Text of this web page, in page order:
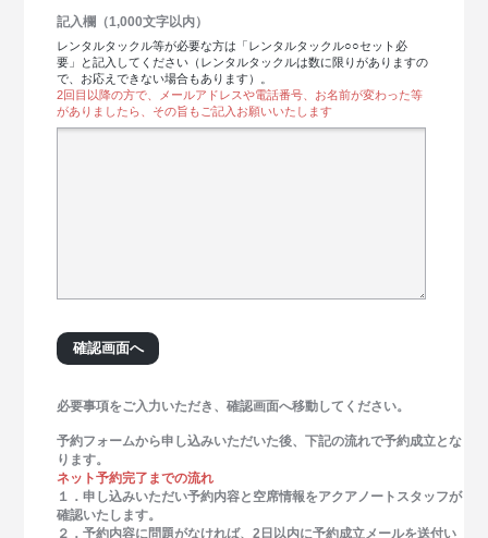
記入欄（1,000文字以内）
レンタルタックル等が必要な方は「レンタルタックル○○セット必
要」と記入してください（レンタルタックルは数に限りがありますの
で、お応えできない場合もあります）。
2回目以降の方で、メールアドレスや電話番号、お名前が変わった等
がありましたら、その旨もご記入お願いいたします
必要事項をご入力いただき、確認画面へ移動してください。
予約フォームから申し込みいただいた後、下記の流れで予約成立とな
ります。
ネット予約完了までの流れ
１．申し込みいただい予約内容と空席情報をアクアノートスタッフが
確認いたします。
２．予約内容に問題がなければ、2日以内に予約成立メールを送付い